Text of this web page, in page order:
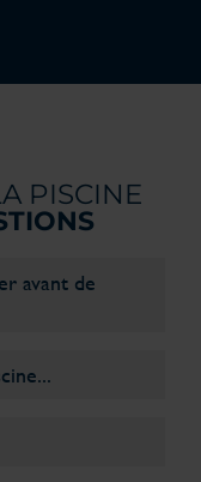
PISCINE
avant de